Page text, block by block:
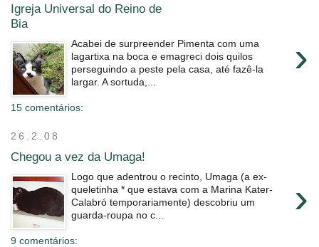
Igreja Universal do Reino de
Bia
›
Acabei de surpreender Pimenta com uma
lagartixa na boca e emagreci dois quilos
perseguindo a peste pela casa, até fazê-la
largar. A sortuda,...
15 comentários:
26.2.08
Chegou a vez da Umaga!
›
Logo que adentrou o recinto, Umaga (a ex-
queletinha * que estava com a Marina Kater-
Calabró temporariamente) descobriu um
guarda-roupa no c...
9 comentários: